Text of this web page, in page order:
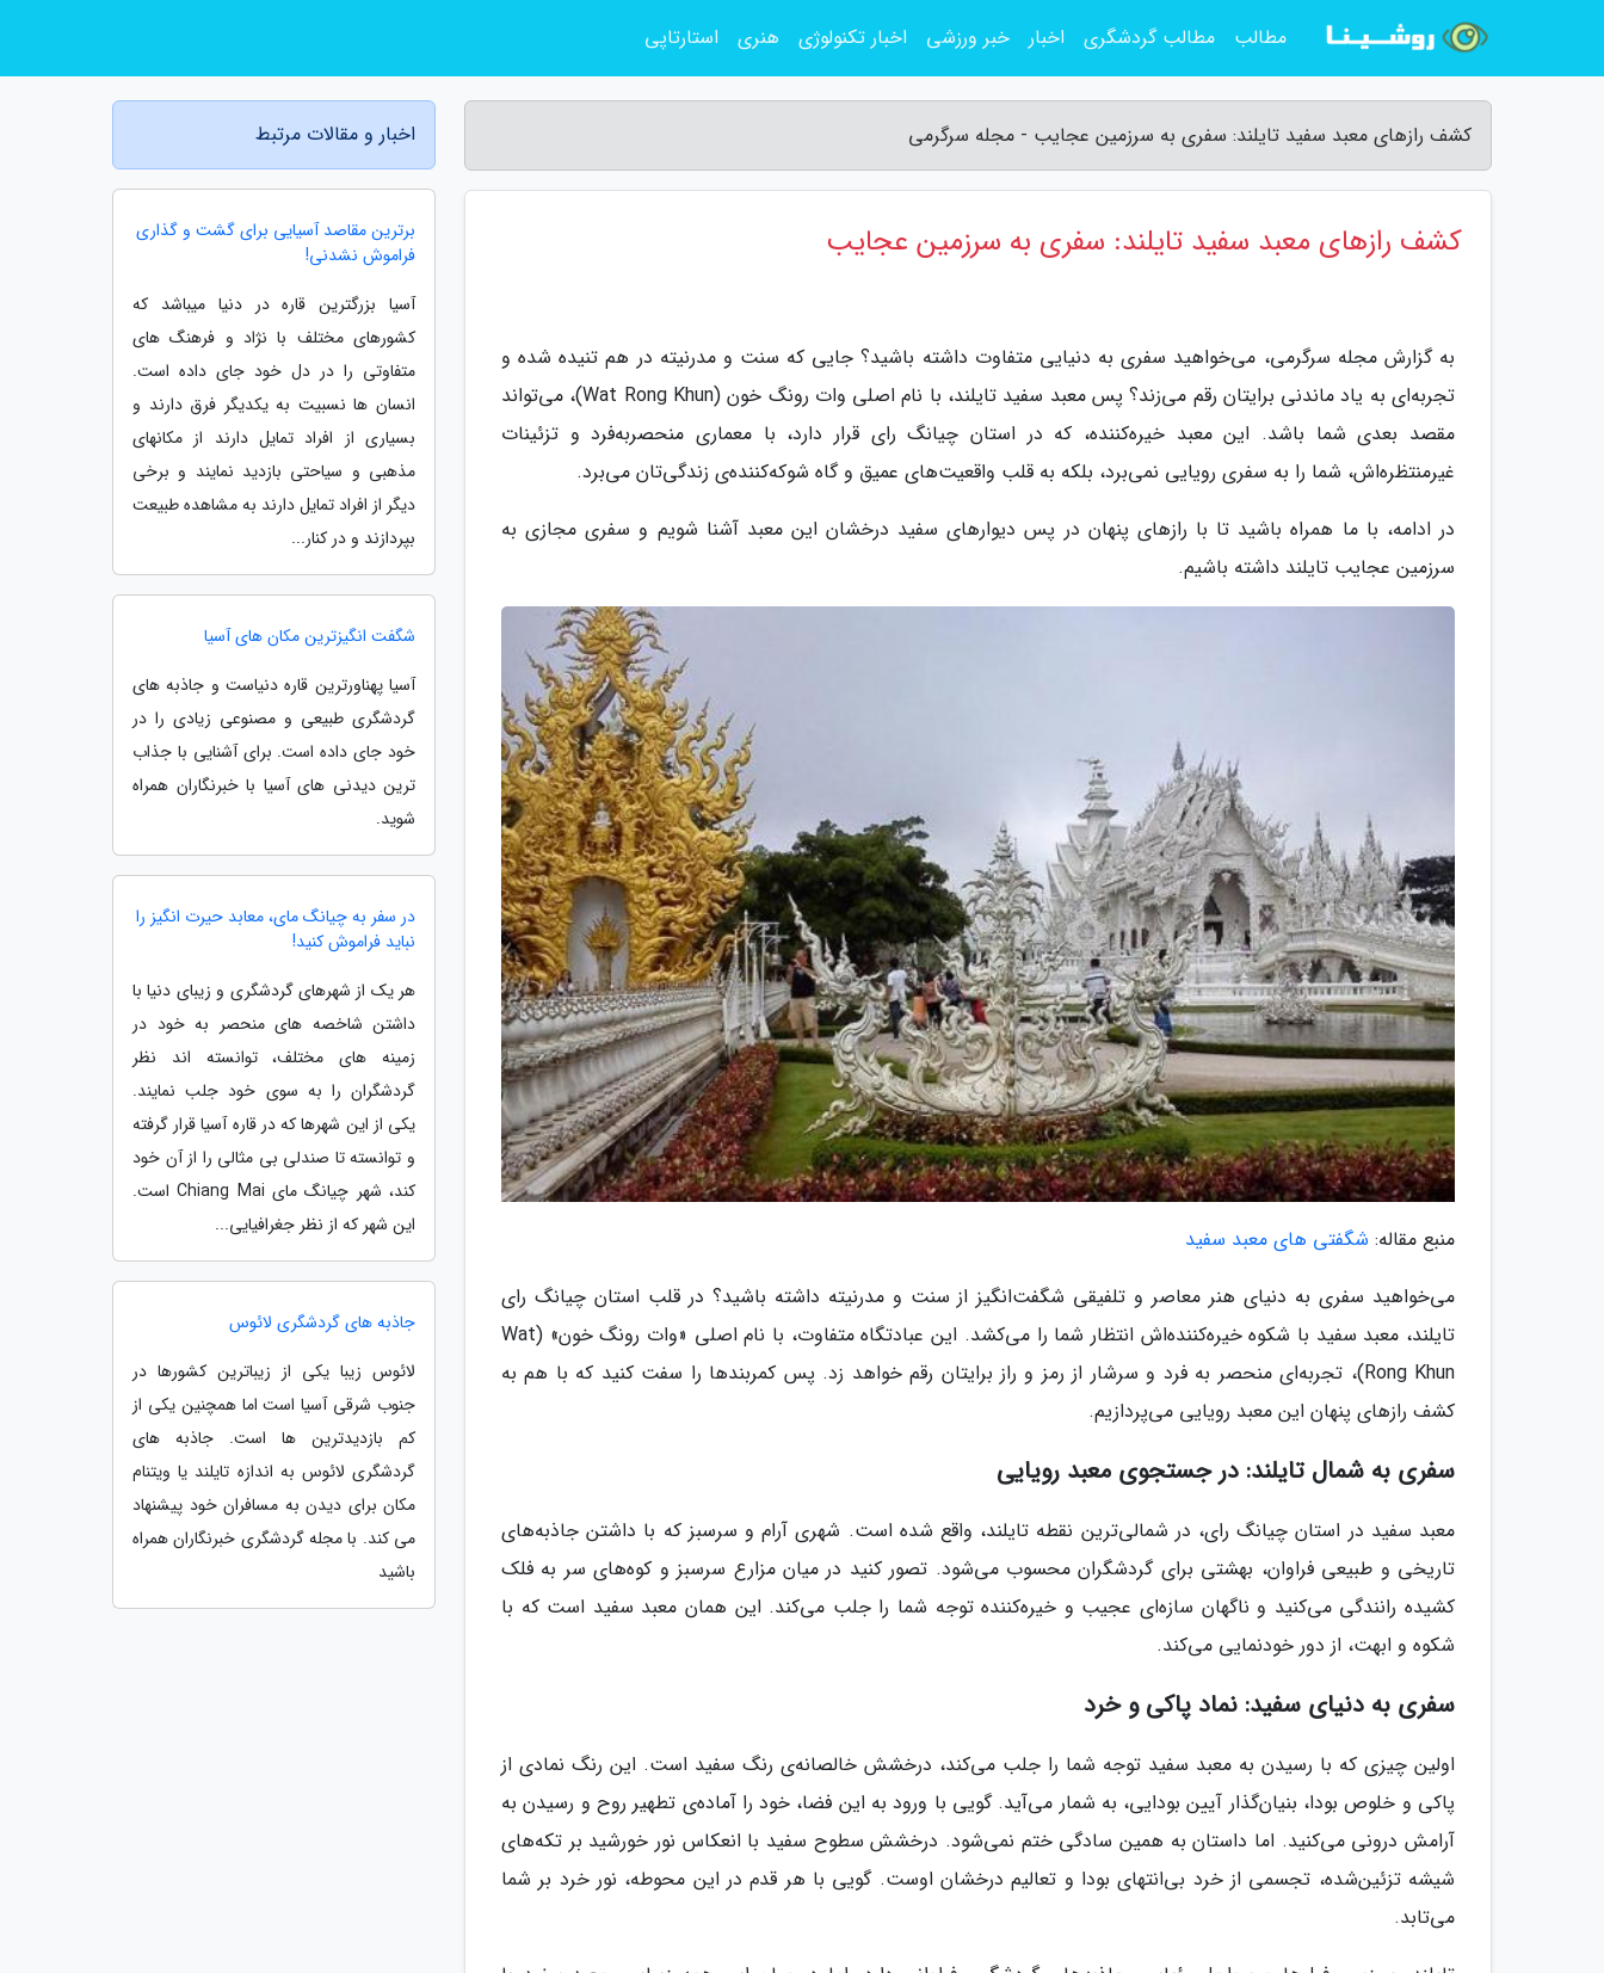
کشف رازهای معبد سفید تایلند: سفری به سرزمین عجایب - مجله سرگرمی
کشف رازهای معبد سفید تایلند: سفری به سرزمین عجایب
به گزارش مجله سرگرمی، می‌خواهید سفری به دنیایی متفاوت داشته باشید؟ جایی که سنت و مدرنیته در هم تنیده شده و
تجربه‌ای به یاد ماندنی برایتان رقم می‌زند؟ پس معبد سفید تایلند، با نام اصلی وات رونگ خون (Wat Rong Khun)، می‌تواند
مقصد بعدی شما باشد. این معبد خیره‌کننده، که در استان چیانگ رای قرار دارد، با معماری منحصربه‌فرد و تزئینات
غیرمنتظره‌اش، شما را به سفری رویایی نمی‌برد، بلکه به قلب واقعیت‌های عمیق و گاه شوکه‌کننده‌ی زندگی‌تان می‌برد.
در ادامه، با ما همراه باشید تا با رازهای پنهان در پس دیوارهای سفید درخشان این معبد آشنا شویم و سفری مجازی به
سرزمین عجایب تایلند داشته باشیم.
منبع مقاله: شگفتی های معبد سفید
می‌خواهید سفری به دنیای هنر معاصر و تلفیقی شگفت‌انگیز از سنت و مدرنیته داشته باشید؟ در قلب استان چیانگ رای
تایلند، معبد سفید با شکوه خیره‌کننده‌اش انتظار شما را می‌کشد. این عبادتگاه متفاوت، با نام اصلی «وات رونگ خون» (Wat
Rong Khun)، تجربه‌ای منحصر به فرد و سرشار از رمز و راز برایتان رقم خواهد زد. پس کمربندها را سفت کنید که با هم به
کشف رازهای پنهان این معبد رویایی می‌پردازیم.
سفری به شمال تایلند: در جستجوی معبد رویایی
معبد سفید در استان چیانگ رای، در شمالی‌ترین نقطه تایلند، واقع شده است. شهری آرام و سرسبز که با داشتن جاذبه‌های
تاریخی و طبیعی فراوان، بهشتی برای گردشگران محسوب می‌شود. تصور کنید در میان مزارع سرسبز و کوه‌های سر به فلک
کشیده رانندگی می‌کنید و ناگهان سازه‌ای عجیب و خیره‌کننده توجه شما را جلب می‌کند. این همان معبد سفید است که با
شکوه و ابهت، از دور خودنمایی می‌کند.
سفری به دنیای سفید: نماد پاکی و خرد
اولین چیزی که با رسیدن به معبد سفید توجه شما را جلب می‌کند، درخشش خالصانه‌ی رنگ سفید است. این رنگ نمادی از
پاکی و خلوص بودا، بنیان‌گذار آیین بودایی، به شمار می‌آید. گویی با ورود به این فضا، خود را آماده‌ی تطهیر روح و رسیدن به
آرامش درونی می‌کنید. اما داستان به همین سادگی ختم نمی‌شود. درخشش سطوح سفید با انعکاس نور خورشید بر تکه‌های
شیشه تزئین‌شده، تجسمی از خرد بی‌انتهای بودا و تعالیم درخشان اوست. گویی با هر قدم در این محوطه، نور خرد بر شما
می‌تابد.
اخبار و مقالات مرتبط
برترین مقاصد آسیایی برای گشت و گذاری
فراموش نشدنی!
آسیا بزرگترین قاره در دنیا میباشد که
کشورهای مختلف با نژاد و فرهنگ های
متفاوتی را در دل خود جای داده است.
انسان ها نسبیت به یکدیگر فرق دارند و
بسیاری از افراد تمایل دارند از مکانهای
مذهبی و سیاحتی بازدید نمایند و برخی
دیگر از افراد تمایل دارند به مشاهده طبیعت
بپردازند و در کنار...
شگفت انگیزترین مکان های آسیا
آسیا پهناورترین قاره دنیاست و جاذبه های
گردشگری طبیعی و مصنوعی زیادی را در
خود جای داده است. برای آشنایی با جذاب
ترین دیدنی های آسیا با خبرنگاران همراه
شوید.
در سفر به چیانگ مای، معابد حیرت انگیز را
نباید فراموش کنید!
هر یک از شهرهای گردشگری و زیبای دنیا با
داشتن شاخصه های منحصر به خود در
زمینه های مختلف، توانسته اند نظر
گردشگران را به سوی خود جلب نمایند.
یکی از این شهرها که در قاره آسیا قرار گرفته
و توانسته تا صندلی بی مثالی را از آن خود
کند، شهر چیانگ مای Chiang Mai است.
این شهر که از نظر جغرافیایی...
جاذبه های گردشگری لائوس
لائوس زیبا یکی از زیباترین کشورها در
جنوب شرقی آسیا است اما همچنین یکی از
کم بازدیدترین ها است. جاذبه های
گردشگری لائوس به اندازه تایلند یا ویتنام
مکان برای دیدن به مسافران خود پیشنهاد
می کند. با مجله گردشگری خبرنگاران همراه
باشید
مطالب مطالب گردشگری اخبار خبر ورزشی اخبار تکنولوژی هنری استارتاپی